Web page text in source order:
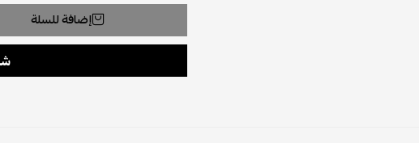
إضافة للسلة